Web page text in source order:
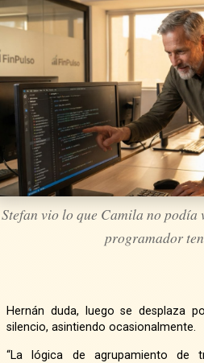
Stefan vio lo que Camila no podía
programador
Hernán duda, luego se desplaza por el archivo. Stefan lee en
silencio, asintiendo ocasionalmente.
“La lógica de agrupamiento de transacciones”, dice Stefan